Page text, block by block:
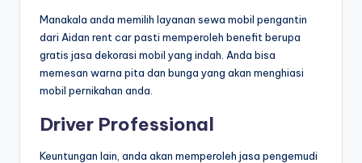
Manakala anda memilih layanan sewa mobil pengantin
dari Aidan rent car pasti memperoleh benefit berupa
gratis jasa dekorasi mobil yang indah. Anda bisa
memesan warna pita dan bunga yang akan menghiasi
mobil pernikahan anda.
Driver Professional
Keuntungan lain, anda akan memperoleh jasa pengemudi